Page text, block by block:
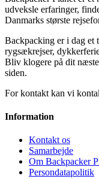
udveksle erfaringer,
Danmarks største
Backpacking er i dag et
rygsækrejser,
Bliv klogere på dit
siden.
For kontakt kan vi
Information
Kontakt os
Samarbejde
Om Backpacker
Persondatapolitik